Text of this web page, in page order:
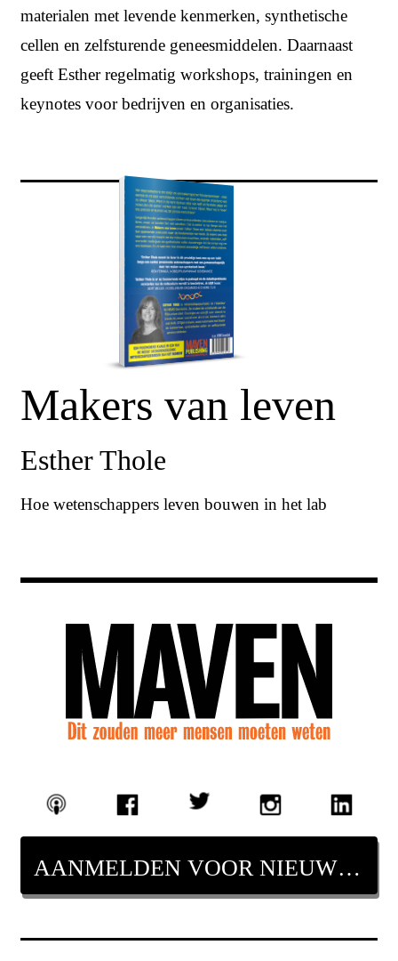
materialen met levende kenmerken, synthetische
cellen en zelfsturende geneesmiddelen. Daarnaast
geeft Esther regelmatig workshops, trainingen en
keynotes voor bedrijven en organisaties.
Makers van leven
Esther Thole
Hoe wetenschappers leven bouwen in het lab
AANMELDEN VOOR NIEUWSBRIEF